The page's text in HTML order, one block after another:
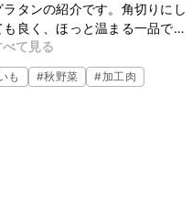
タンの紹介です。角切りにし
良く、ほっと温まる一品で
単に仕上げたので、ぜひ作っ
て見る
も #秋野菜 #加工肉